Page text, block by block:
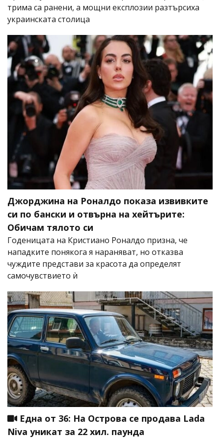
трима са ранени, а мощни експлозии разтърсиха
украинската столица
Джорджина на Роналдо показа извивките
си по бански и отвърна на хейтърите:
Обичам тялото си
Годеницата на Кристиано Роналдо призна, че
нападките понякога я нараняват, но отказва
чуждите представи за красота да определят
самочувствието ѝ
Една от 36: На Острова се продава Lada
Niva уникат за 22 хил. паунда